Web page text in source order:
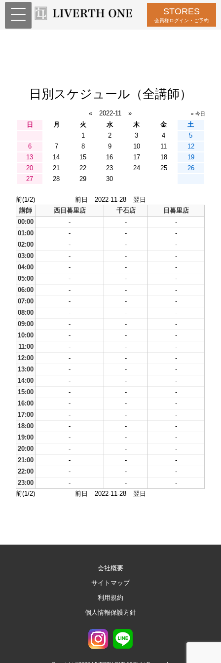
STORES
会員様ログイン・ご予約
日別スケジュール（全講師）
« 2022-11 » » 今日
日 月 火 水 木 金
土
1
2 3 4
5
6
7 8 9 10 11
12
13
14 15 16 17 18
19
20
21 22 23 24 25
26
27
28 29 30
前(1/2) 前日 2022-11-28
翌日
講師
西日暮里店 千石店
日暮里店
00:00
- -
-
01:00
- -
-
02:00
- -
-
03:00
- -
-
04:00
- -
-
05:00
- -
-
06:00
- -
-
07:00
- -
-
08:00
- -
-
09:00
- -
-
10:00
- -
-
11:00
- -
-
12:00
- -
-
13:00
- -
-
14:00
- -
-
15:00
- -
-
16:00
- -
-
17:00
- -
-
18:00
- -
-
19:00
- -
-
20:00
- -
-
21:00
- -
-
22:00
- -
-
23:00
- -
-
前(1/2)
前日 2022-11-28 翌日
会社概要
サイトマップ
利用規約
個人情報保護方針